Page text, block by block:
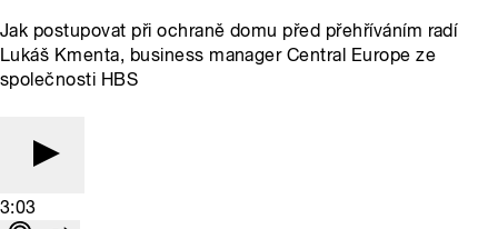
Jak postupovat při ochraně domu před přehříváním radí
Lukáš Kmenta, business manager Central Europe ze
společnosti HBS
3:03